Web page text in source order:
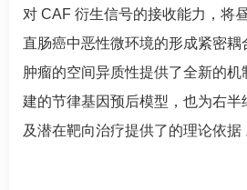
对 CAF 衍生信号的接收能力，将
直肠癌中恶性微环境的形成紧密耦
肿瘤的空间异质性提供了全新的
建的节律基因预后模型，也为右半
及潜在靶向治疗提供了的理论依据